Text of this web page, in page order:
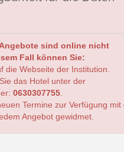
sind online nicht
Fall können Sie:
die Webseite der Institution.
das Hotel unter der
0630307755
Termine zur Verfügung mit
Angebot gewidmet.